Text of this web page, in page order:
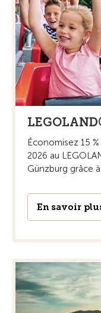
Économisez 15
2026 au
Günzburg grâce
En savoir